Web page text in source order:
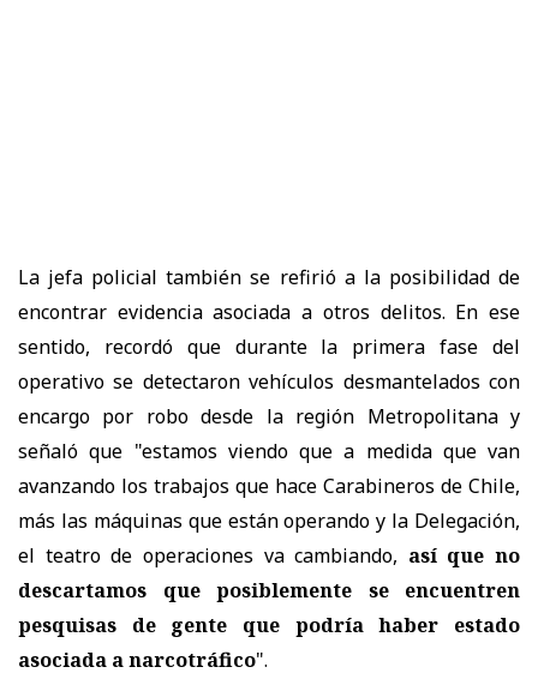
La jefa policial también se refirió a la posibilidad de
encontrar evidencia asociada a otros delitos. En ese
sentido, recordó que durante la primera fase del
operativo se detectaron vehículos desmantelados con
encargo por robo desde la región Metropolitana y
señaló que "estamos viendo que a medida que van
avanzando los trabajos que hace Carabineros de Chile,
más las máquinas que están operando y la Delegación,
el teatro de operaciones va cambiando, así que no
descartamos que posiblemente se encuentren
pesquisas de gente que podría haber estado
asociada a narcotráfico".